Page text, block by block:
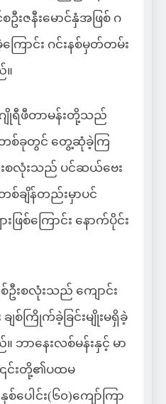
ဇနီးမောင်နှံအဖြစ် ဂ
ကြောင်း ဂင်းနစ်မှတ်တမ်း
။
ဂျိုရီဖီတာမန်းတို့သည်
တစ်ခုတွင် တွေ့ဆုံခဲ့ကြ
စ်ဦးစလုံးသည် ပင်ဆယ်ဗေး
ချိန်တည်းမှာပင်
ဖြစ်ကြောင်း နောက်ပိုင်း
းစလုံးသည် ကျောင်း
ကြိုက်ခဲ့ခြင်းမျိုးမရှိခဲ့
ဘာနေးလစ်မန်းနှင့် မာ
င်းတို့၏ပထမ
ပေါင်း(၆၀)ကျော်ကြာ